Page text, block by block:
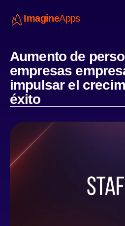
ImagineApps
Aumento de
empresas
impulsar el
éxito